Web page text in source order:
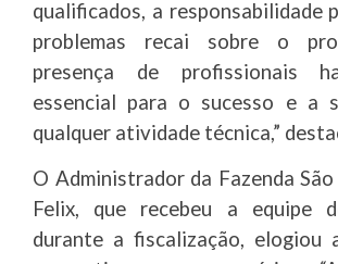
qualificados, a responsabilidade
problemas recai sobre o
presença de profissionais
essencial para o sucesso e a
qualquer atividade técnica,”
O Administrador da Fazenda
Felix, que recebeu a equipe
durante a fiscalização, elogiou